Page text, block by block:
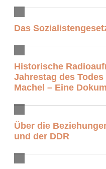
Das
Historische
Jahrestag des
Machel – Eine
Über die
und der DDR